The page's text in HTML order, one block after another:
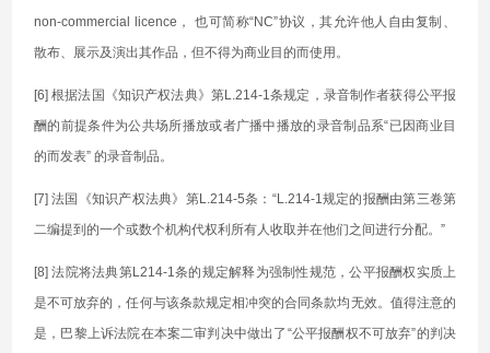
non-commercial licence， 也可简称“NC”协议，其允许他人自由复制、
散布、展示及演出其作品，但不得为商业目的而使用。
[6] 根据法国《知识产权法典》第L.214-1条规定，录音制作者获得公平报
酬的前提条件为公共场所播放或者广播中播放的录音制品系“已因商业目
的而发表” 的录音制品。
[7] 法国《知识产权法典》第L.214-5条：“L.214-1规定的报酬由第三卷第
二编提到的一个或数个机构代权利所有人收取并在他们之间进行分配。”
[8] 法院将法典第L214-1条的规定解释为强制性规范，公平报酬权实质上
是不可放弃的，任何与该条款规定相冲突的合同条款均无效。值得注意的
是，巴黎上诉法院在本案二审判决中做出了“公平报酬权不可放弃”的判决